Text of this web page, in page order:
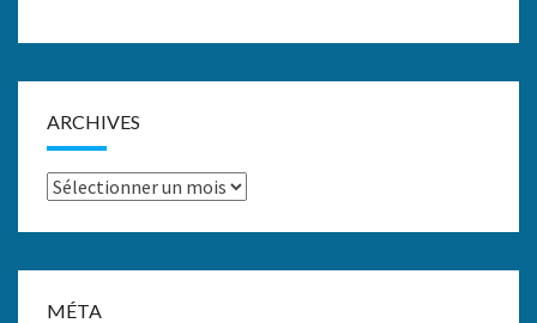
ARCHIVES
Archives
MÉTA